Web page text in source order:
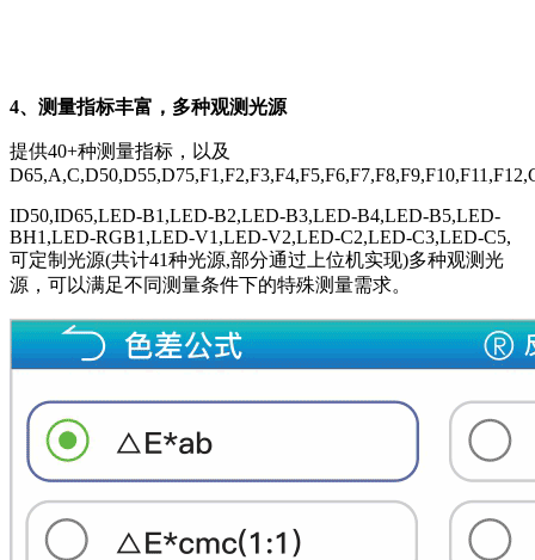
4、测量指标丰富，多种观测光源
提供40+种测量指标，以及
ID50,ID65,LED-B1,LED-B2,LED-B3,LED-B4,LED-B5,LED-
BH1,LED-RGB1,LED-V1,LED-V2,LED-C2,LED-C3,LED-C5,
可定制光源(共计41种光源,部分通过上位机实现)多种观测光
源，可以满足不同测量条件下的特殊测量需求。